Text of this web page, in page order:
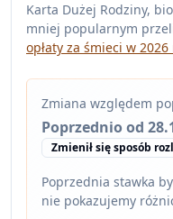
Karta Dużej Rodziny,
mniej popularnym
opłaty za śmieci w 2026
Zmiana względem
Poprzednio od
Zmienił się sposób
Poprzednia stawka
nie pokazujemy